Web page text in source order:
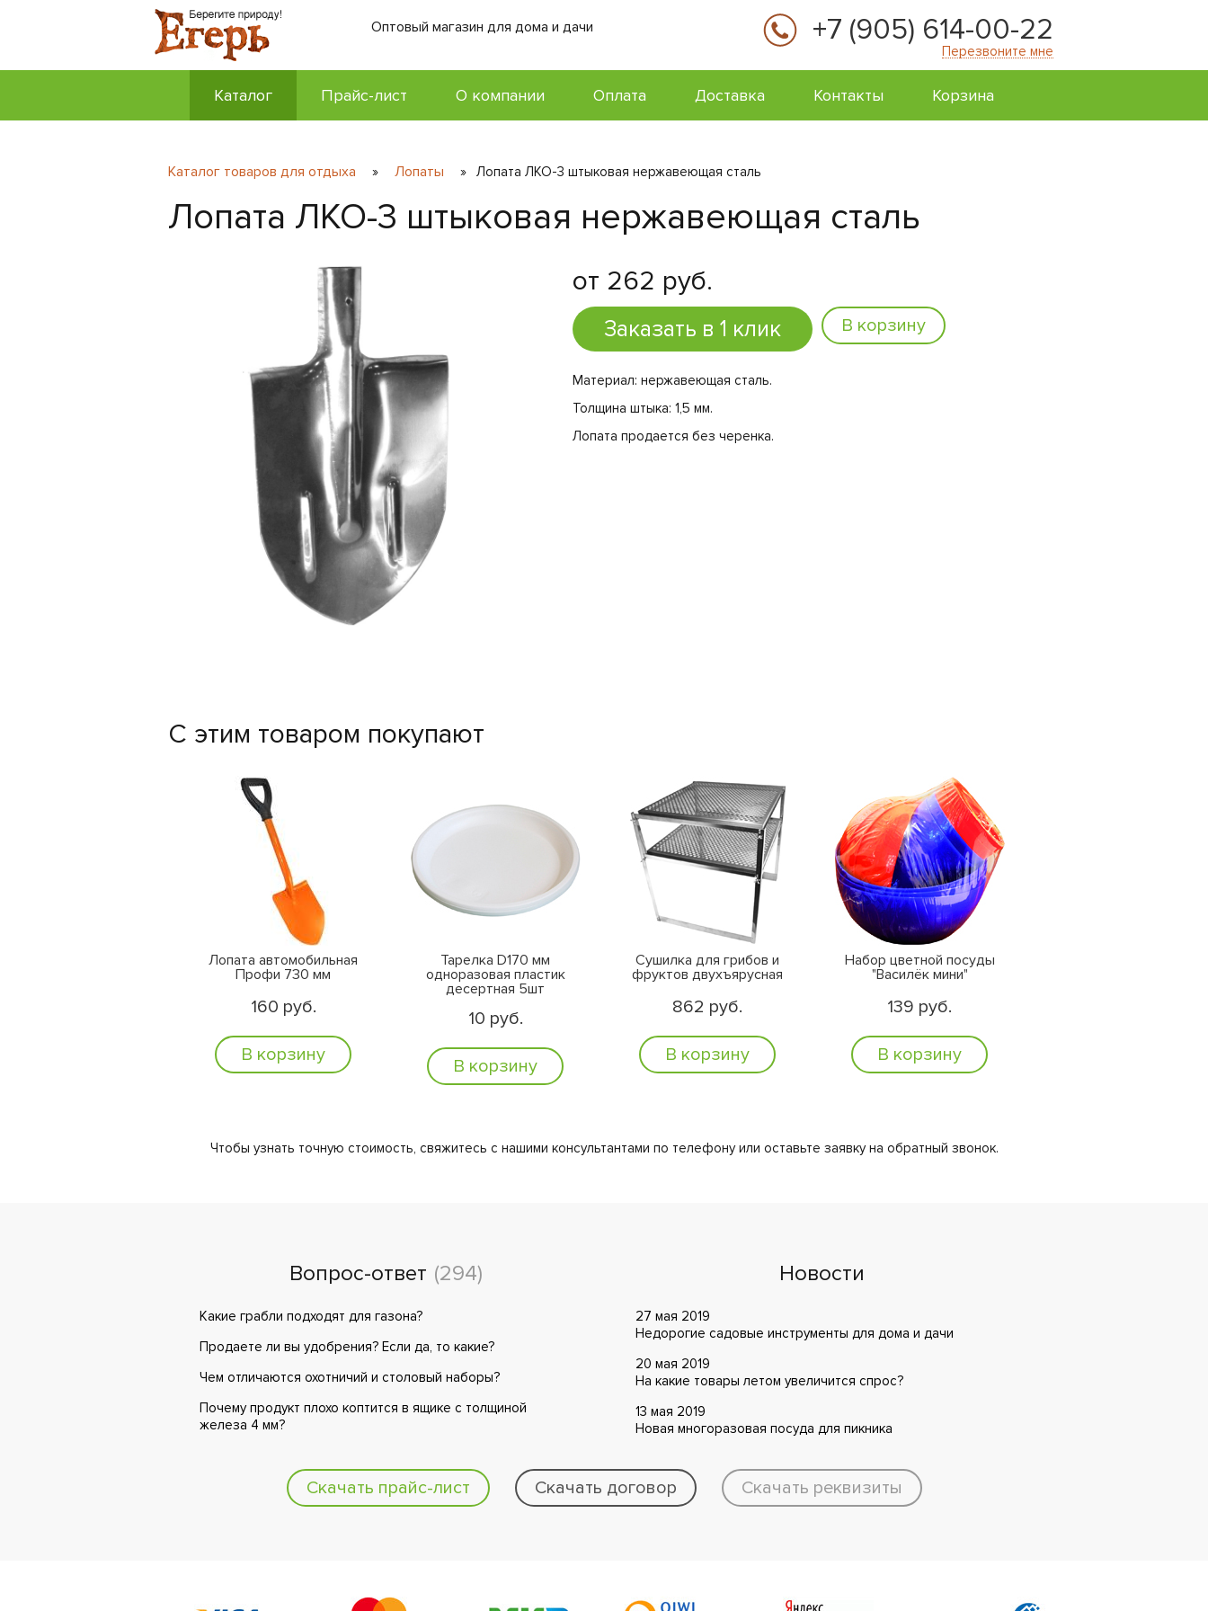
Оптовый магазин для дома и дачи +7 (905) 614-00-22
Перезвоните мне
Каталог Прайс-лист О компании Оплата Доставка Контакты Корзина
Каталог товаров для отдыха » Лопаты » Лопата ЛКО-3 штыковая нержавеющая сталь
Лопата ЛКО-3 штыковая нержавеющая сталь
от 262 руб.
Заказать в 1 клик В корзину
Материал: нержавеющая сталь.
Толщина штыка: 1,5 мм.
Лопата продается без черенка.
С этим товаром покупают
Лопата автомобильная
Профи 730 мм
160 руб.
В корзину
Тарелка D170 мм
одноразовая пластик
десертная 5шт
10 руб.
В корзину
Сушилка для грибов и
фруктов двухъярусная
862 руб.
В корзину
Набор цветной посуды
"Василёк мини"
139 руб.
В корзину
Чтобы узнать точную стоимость, свяжитесь с нашими консультантами по телефону или оставьте заявку на обратный звонок.
Вопрос-ответ (294)
Какие грабли подходят для газона?
Продаете ли вы удобрения? Если да, то какие?
Чем отличаются охотничий и столовый наборы?
Почему продукт плохо коптится в ящике с толщиной
железа 4 мм?
Новости
27 мая 2019
Недорогие садовые инструменты для дома и дачи
20 мая 2019
На какие товары летом увеличится спрос?
13 мая 2019
Новая многоразовая посуда для пикника
Скачать прайс-лист Скачать договор Скачать реквизиты